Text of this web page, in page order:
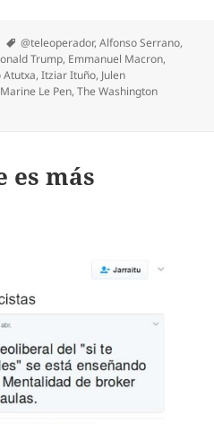
Etiquetas
@teleoperador,Alfonso Serrano,
Trump, Emmanuel Macron,
Atutxa,Itziar Ituño, Julen
Marine Le Pen,The Washington
es más